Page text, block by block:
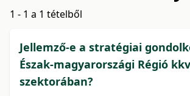
1 - 1 a 1 tételből
Jellemző-e a stratégiai
Észak-magyarországi Régió
szektorában?